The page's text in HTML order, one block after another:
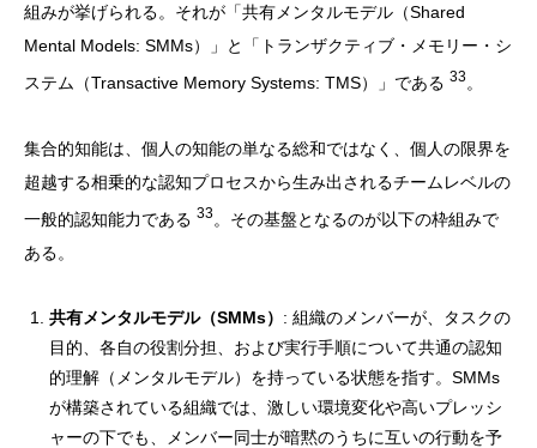
組みが挙げられる。それが「共有メンタルモデル（Shared
Mental Models: SMMs）」と「トランザクティブ・メモリー・シ
ステム（Transactive Memory Systems: TMS）」である 33。
集合的知能は、個人の知能の単なる総和ではなく、個人の限界を
超越する相乗的な認知プロセスから生み出されるチームレベルの
一般的認知能力である 33。その基盤となるのが以下の枠組みで
ある。
共有メンタルモデル（SMMs） : 組織のメンバーが、タスクの
目的、各自の役割分担、および実行手順について共通の認知
的理解（メンタルモデル）を持っている状態を指す。SMMs
が構築されている組織では、激しい環境変化や高いプレッシ
ャーの下でも、メンバー同士が暗黙のうちに互いの行動を予